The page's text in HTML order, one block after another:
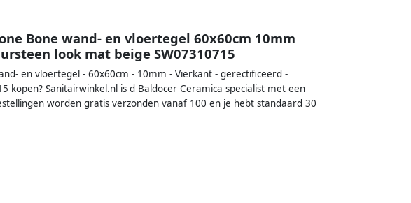
Bone wand- en vloertegel 60x60cm 10mm
look mat beige SW07310715
en vloertegel - 60x60cm - 10mm - Vierkant - gerectificeerd -
kopen? Sanitairwinkel.nl is d Baldocer Ceramica specialist met een
worden gratis verzonden vanaf 100 en je hebt standaard 30